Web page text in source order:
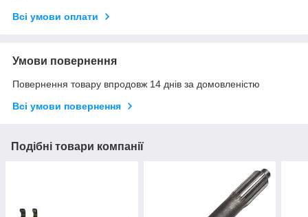
Всі умови оплати
Умови повернення
Повернення товару впродовж 14 днів за домовленістю
Всі умови повернення
Подібні товари компанії